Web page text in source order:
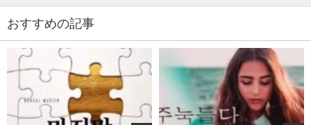
おすすめの記事